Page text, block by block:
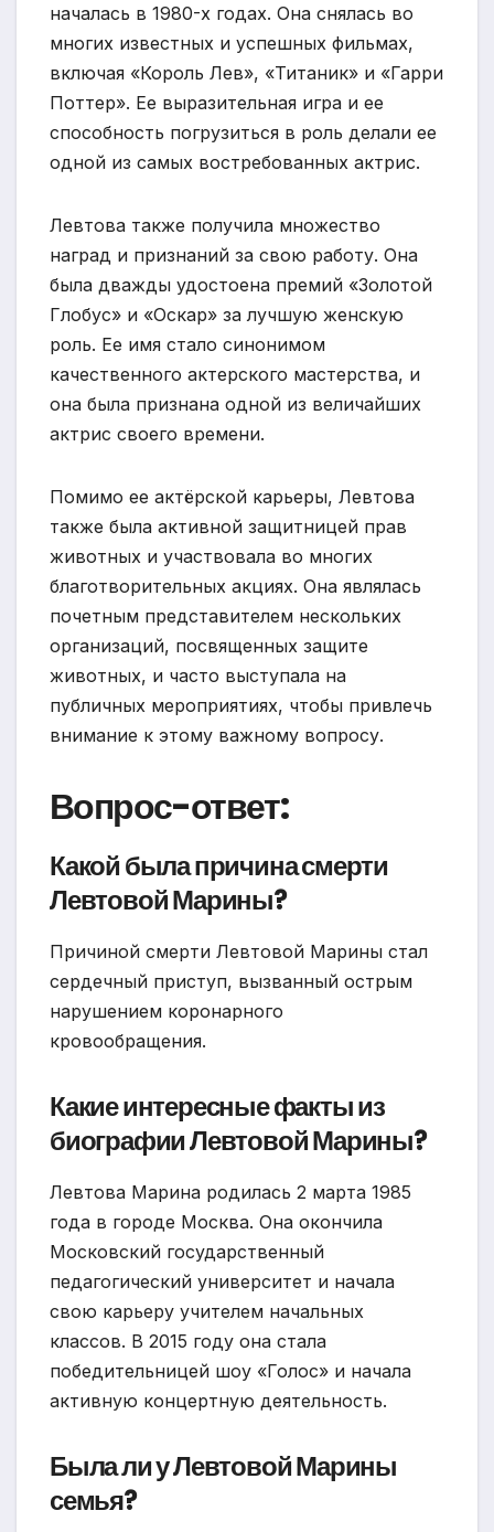
началась в 1980-х годах. Она снялась во
многих известных и успешных фильмах,
включая «Король Лев», «Титаник» и «Гарри
Поттер». Ее выразительная игра и ее
способность погрузиться в роль делали ее
одной из самых востребованных актрис.
Левтова также получила множество
наград и признаний за свою работу. Она
была дважды удостоена премий «Золотой
Глобус» и «Оскар» за лучшую женскую
роль. Ее имя стало синонимом
качественного актерского мастерства, и
она была признана одной из величайших
актрис своего времени.
Помимо ее актёрской карьеры, Левтова
также была активной защитницей прав
животных и участвовала во многих
благотворительных акциях. Она являлась
почетным представителем нескольких
организаций, посвященных защите
животных, и часто выступала на
публичных мероприятиях, чтобы привлечь
внимание к этому важному вопросу.
Вопрос-ответ:
Какой была причина смерти
Левтовой Марины?
Причиной смерти Левтовой Марины стал
сердечный приступ, вызванный острым
нарушением коронарного
кровообращения.
Какие интересные факты из
биографии Левтовой Марины?
Левтова Марина родилась 2 марта 1985
года в городе Москва. Она окончила
Московский государственный
педагогический университет и начала
свою карьеру учителем начальных
классов. В 2015 году она стала
победительницей шоу «Голос» и начала
активную концертную деятельность.
Была ли у Левтовой Марины
семья?